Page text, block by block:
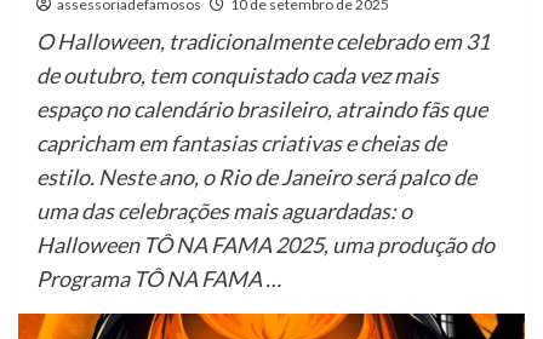
assessoriadefamosos 10 de setembro de 2025
O Halloween, tradicionalmente celebrado em 31
de outubro, tem conquistado cada vez mais
espaço no calendário brasileiro, atraindo fãs que
capricham em fantasias criativas e cheias de
estilo. Neste ano, o Rio de Janeiro será palco de
uma das celebrações mais aguardadas: o
Halloween TÔ NA FAMA 2025, uma produção do
Programa TÔ NA FAMA …